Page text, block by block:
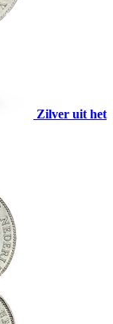
Zilver uit het